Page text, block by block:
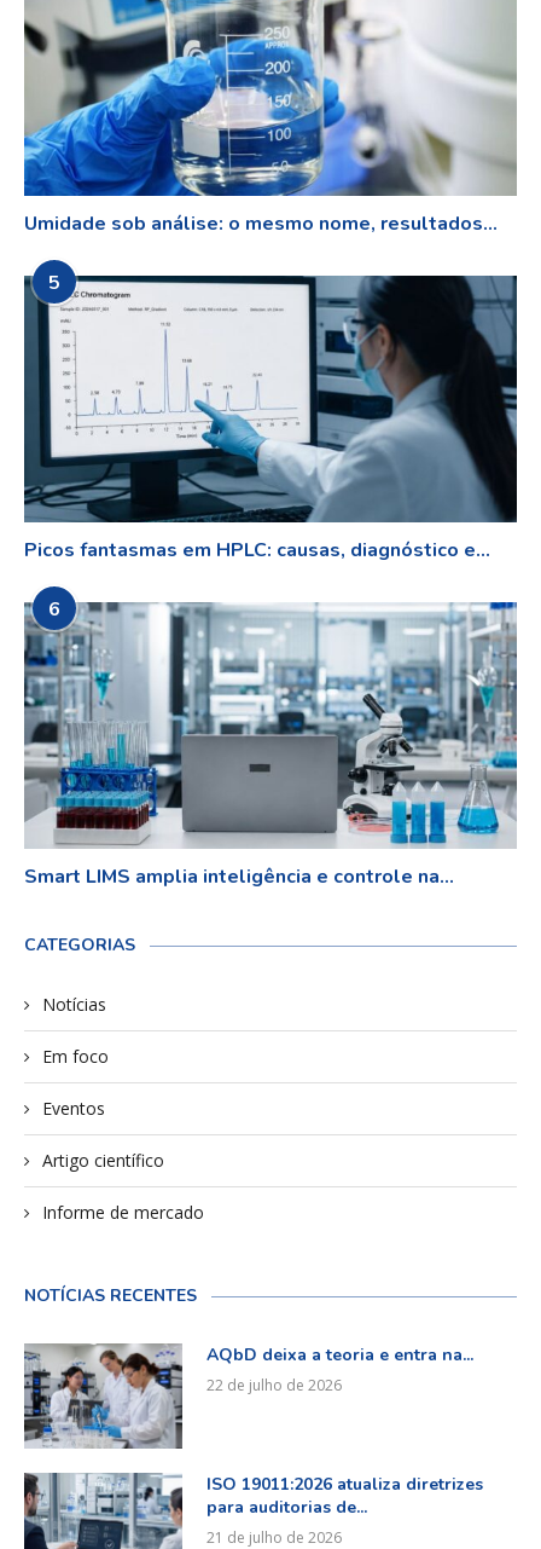
Umidade sob análise: o mesmo nome, resultados...
5
Picos fantasmas em HPLC: causas, diagnóstico e...
6
Smart LIMS amplia inteligência e controle na...
CATEGORIAS
Notícias
Em foco
Eventos
Artigo científico
Informe de mercado
NOTÍCIAS RECENTES
AQbD deixa a teoria e entra na...
22 de julho de 2026
ISO 19011:2026 atualiza diretrizes
para auditorias de...
21 de julho de 2026